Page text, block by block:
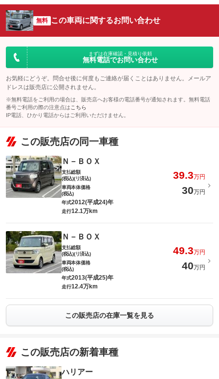
無料 この車両に関するお問い合わせ
まずは在庫確認・見積り依頼
無料電話でお問い合わせ
お気軽にどうぞ。問合せ後に何度もご連絡が届くことはありません。メールア
ドレスは販売店に公開されません。
※無料電話をご利用の場合は、販売店へお客様の電話番号が通知されます。無料電話
番号ご利用の際の注意点は こちら
IP電話、ひかり電話からはご利用いただけません。
この販売店の同一車種
Ｎ－ＢＯＸ
支払総額
(税込)(リ済込)
39.3万円
車両本体価格
(税込)
30万円
年式2012(平成24)年
走行12.1万km
Ｎ－ＢＯＸ
支払総額
(税込)(リ済込)
49.3万円
車両本体価格
(税込)
40万円
年式2013(平成25)年
走行12.4万km
この販売店の在庫一覧を見る
この販売店の新着車種
ハリアー